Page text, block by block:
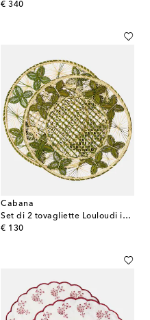
€ 340
original price
Cabana
Set di 2 tovagliette Louloudi in vimini
€ 130
original price